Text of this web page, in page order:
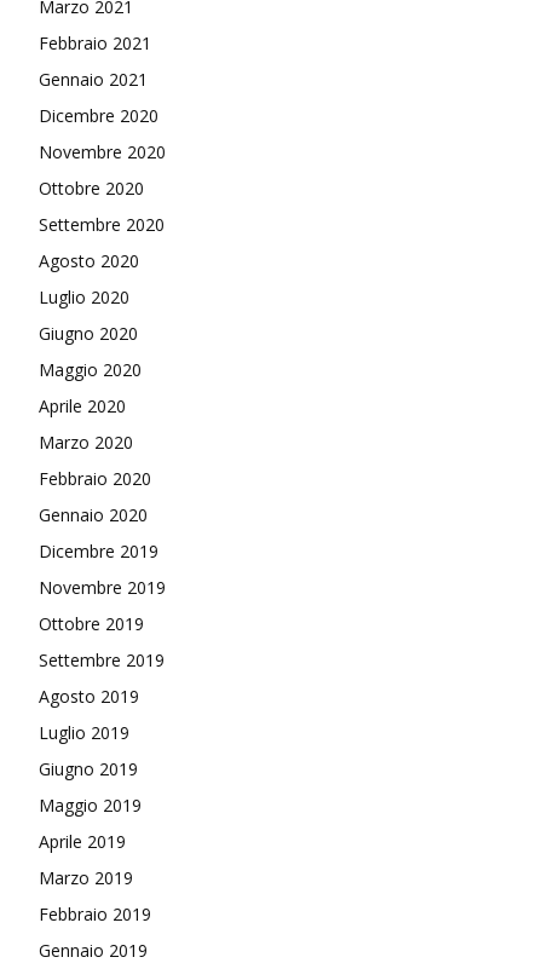
Marzo 2021
Febbraio 2021
Gennaio 2021
Dicembre 2020
Novembre 2020
Ottobre 2020
Settembre 2020
Agosto 2020
Luglio 2020
Giugno 2020
Maggio 2020
Aprile 2020
Marzo 2020
Febbraio 2020
Gennaio 2020
Dicembre 2019
Novembre 2019
Ottobre 2019
Settembre 2019
Agosto 2019
Luglio 2019
Giugno 2019
Maggio 2019
Aprile 2019
Marzo 2019
Febbraio 2019
Gennaio 2019